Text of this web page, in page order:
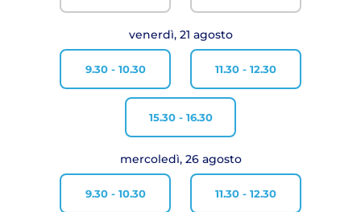
venerdì, 21 agosto
9.30 - 10.30 11.30 - 12.30
15.30 - 16.30
mercoledì, 26 agosto
9.30 - 10.30 11.30 - 12.30